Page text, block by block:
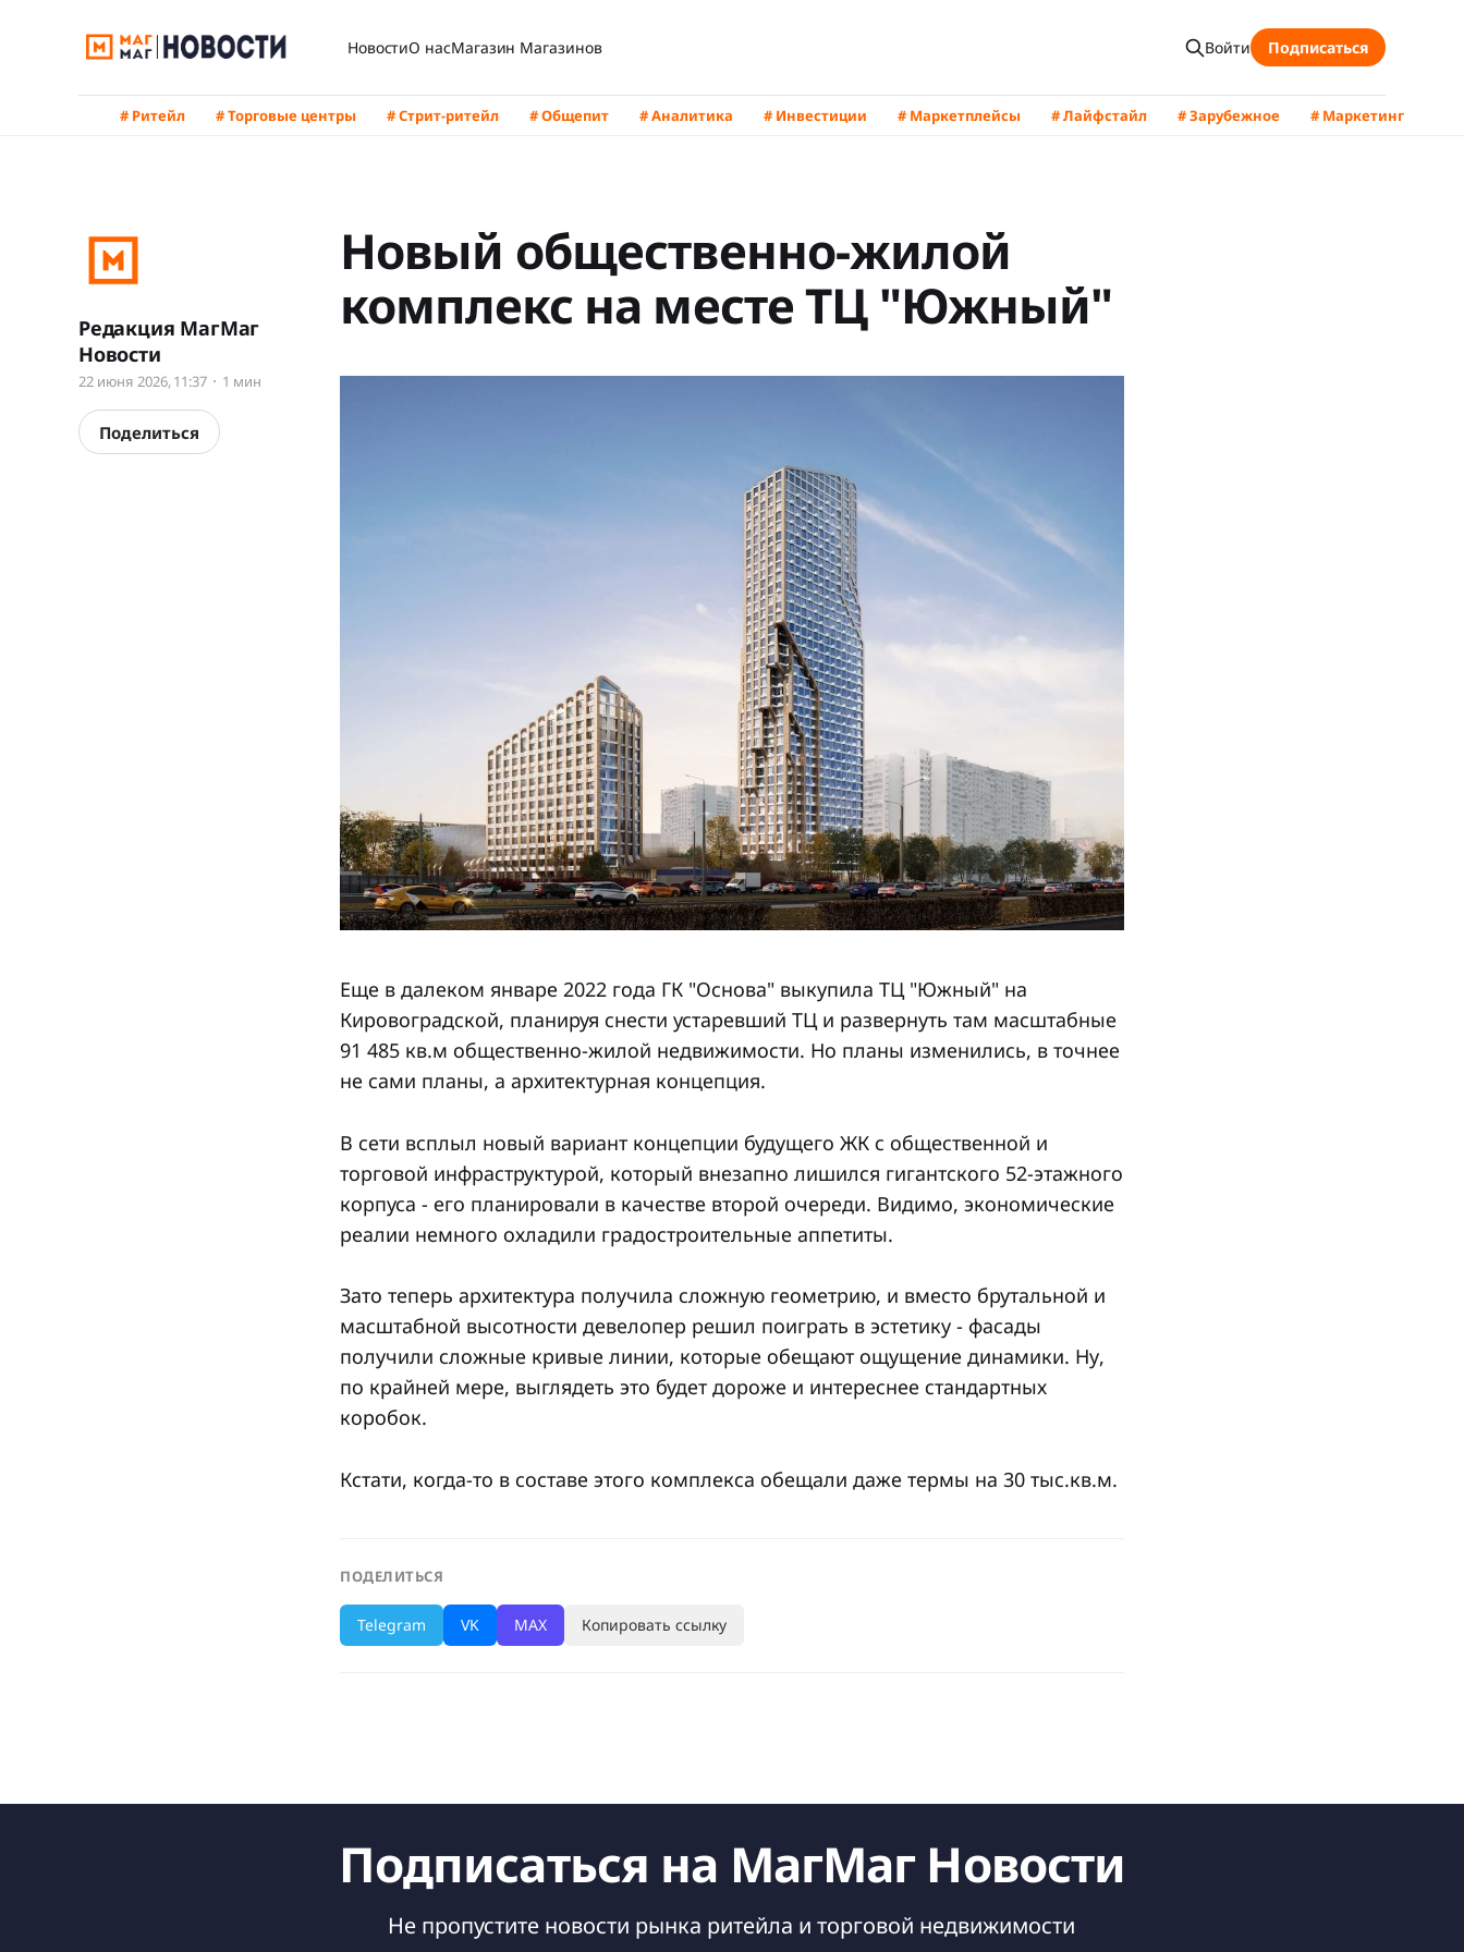
НовостиО насМагазин Магазинов Войти Подписаться
# Ритейл # Торговые центры # Стрит-ритейл # Общепит # Аналитика # Инвестиции # Маркетплейсы # Лайфстайл # Зарубежное # Маркетинг
Новый общественно-жилой
комплекс на месте ТЦ "Южный"
Редакция МагМаг
Новости
22 июня 2026, 11:37 1 мин
Поделиться
Еще в далеком январе 2022 года ГК "Основа" выкупила ТЦ "Южный" на
Кировоградской, планируя снести устаревший ТЦ и развернуть там масштабные
91 485 кв.м общественно-жилой недвижимости. Но планы изменились, в точнее
не сами планы, а архитектурная концепция.
В сети всплыл новый вариант концепции будущего ЖК с общественной и
торговой инфраструктурой, который внезапно лишился гигантского 52-этажного
корпуса - его планировали в качестве второй очереди. Видимо, экономические
реалии немного охладили градостроительные аппетиты.
Зато теперь архитектура получила сложную геометрию, и вместо брутальной и
масштабной высотности девелопер решил поиграть в эстетику - фасады
получили сложные кривые линии, которые обещают ощущение динамики. Ну,
по крайней мере, выглядеть это будет дороже и интереснее стандартных
коробок.
Кстати, когда-то в составе этого комплекса обещали даже термы на 30 тыс.кв.м.
ПОДЕЛИТЬСЯ
Telegram VK MAX Копировать ссылку
Подписаться на МагМаг Новости
Не пропустите новости рынка ритейла и торговой недвижимости